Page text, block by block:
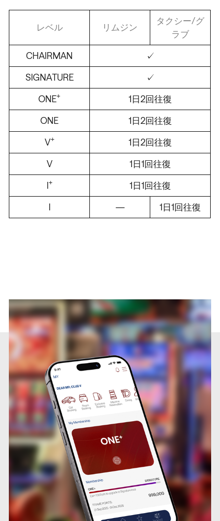
/ / / /
レベル リムジン
タクシー/グ
ラブ
CHAIRMAN
✓
SIGNATURE
✓
ONE+
1日2回往復
ONE
1日2回往復
V+
1日2回往復
V
1日1回往復
I+
1日1回往復
I
— 1日1回往復